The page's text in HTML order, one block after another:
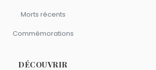
Morts récents
Commémorations
DÉCOUVRIR